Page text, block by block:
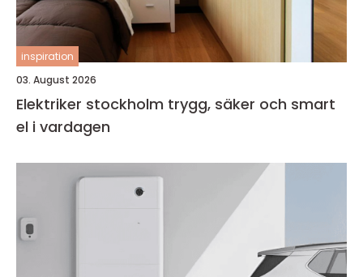
inspiration
03. August 2026
Elektriker stockholm trygg, säker och smart
el i vardagen